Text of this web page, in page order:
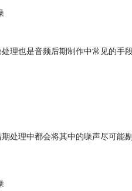
理也是音频后期制作中常见的手
处理中都会将其中的噪声尽可能